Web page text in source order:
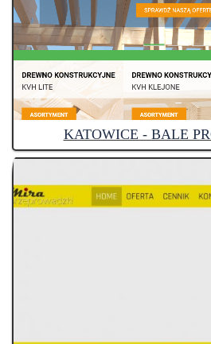
KATOWICE - BALE